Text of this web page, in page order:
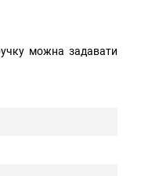
можна задавати